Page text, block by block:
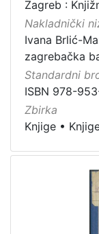
Zagreb :
Nakladnički
Ivana Brlić-
zagrebačka
Standardni
ISBN 978-
Zbirka
Knjige •